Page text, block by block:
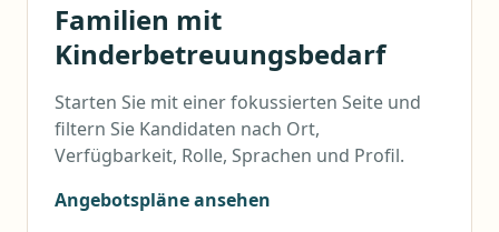
Familien mit
Kinderbetreuungsbedarf
Starten Sie mit einer fokussierten Seite und
filtern Sie Kandidaten nach Ort,
Verfügbarkeit, Rolle, Sprachen und Profil.
Angebotspläne ansehen